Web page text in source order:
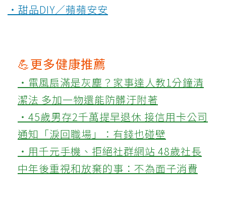
‧甜品DIY／蘋蘋安安
💪更多健康推薦
‧電風扇滿是灰塵？家事達人教1分鐘清
潔法 多加一物還能防髒汙附著
‧45歲男存2千萬提早退休 接信用卡公司
通知「淚回職場」：有錢也碰壁
‧用千元手機、拒絕社群網站 48歲社長
中年後重視和放棄的事：不為面子消費